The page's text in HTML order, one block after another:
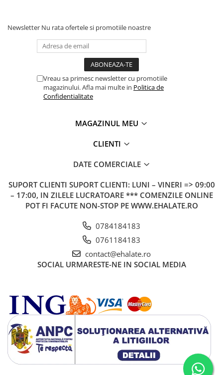
Newsletter Nu rata ofertele si promotiile noastre
Vreau sa primesc newsletter cu promotiile
magazinului. Afla mai multe in Politica de
Confidentialitate
MAGAZINUL MEU
CLIENTI
DATE COMERCIALE
SUPORT CLIENTI SUPORT CLIENTI: LUNI – VINERI => 09:00
– 17:00, IN ZILELE LUCRATOARE *** COMENZILE ONLINE
POT FI FACUTE NON-STOP PE WWW.EHALATE.RO
0784184183
0761184183
contact@ehalate.ro
SOCIAL URMARESTE-NE IN SOCIAL MEDIA